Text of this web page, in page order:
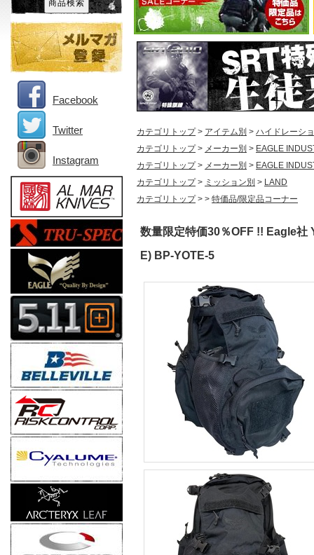
カテゴリトップ> アイテム別 > ハイドレーシ
カテゴリトップ> メーカー別 > EAGLE
カテゴリトップ> メーカー別 > EAGLE
カテゴリトップ> ミッション別 > LAND
カテゴリトップ> > 特価品/限定品コーナー
数量限定特価30％OFF !! Eagle社
E) BP-YOTE-5
Facebook
Twitter
Instagram